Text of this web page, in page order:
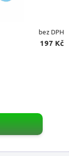
bez DPH
197 Kč